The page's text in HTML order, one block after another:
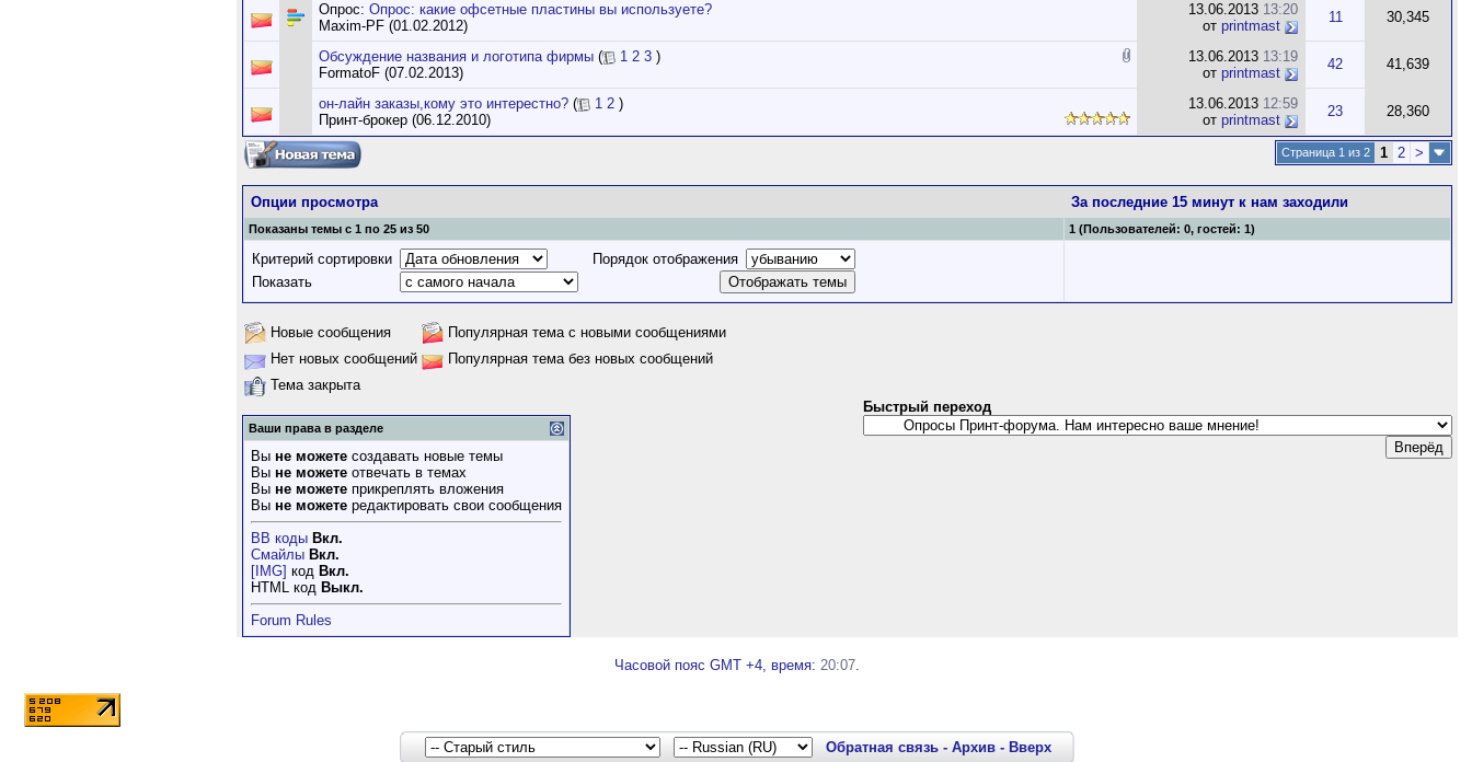
Опрос: Опрос: какие офсетные пластины вы используете?
Maxim-PF (01.02.2012)
13.06.2013 13:20
от printmast
11 30,345
Обсуждение названия и логотипа фирмы ( 1 2 3 )
FormatoF (07.02.2013)
13.06.2013 13:19
от printmast
42 41,639
он-лайн заказы,кому это интерестно? ( 1 2 )
Принт-брокер (06.12.2010)
13.06.2013 12:59
от printmast
23 28,360
Страница 1 из 2 1 2 >
Опции просмотра За последние 15 минут к нам заходили
Показаны темы с 1 по 25 из 50 1 (Пользователей: 0, гостей: 1)
Критерий сортировки
Порядок отображения
Показать
Новые сообщения
Популярная тема с новыми сообщениями
Нет новых сообщений
Популярная тема без новых сообщений
Тема закрыта
Ваши права в разделе
Вы не можете создавать новые темы
Вы не можете отвечать в темах
Вы не можете прикреплять вложения
Вы не можете редактировать свои сообщения
BB коды Вкл.
Смайлы Вкл.
[IMG] код Вкл.
HTML код Выкл.
Forum Rules
Быстрый переход
Часовой пояс GMT +4, время: 20:07.
Обратная связь- Архив- Вверх